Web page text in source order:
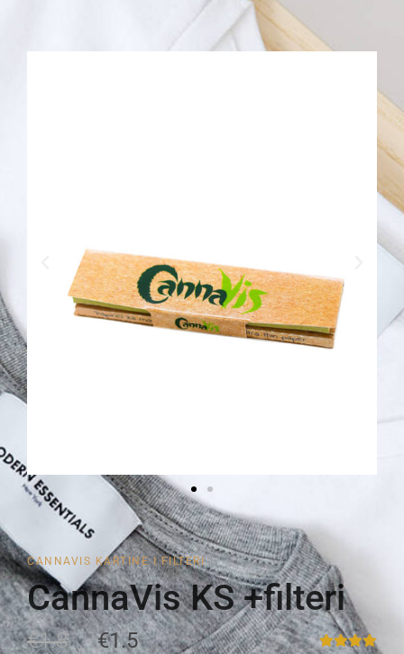
CANNAVIS KARTINE I FILTERI
CannaVis KS +filteri
€1.8 €1.5